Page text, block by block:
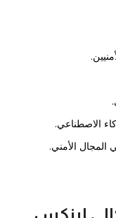
الاصطناعي.
المجال الأمني.
لينكس